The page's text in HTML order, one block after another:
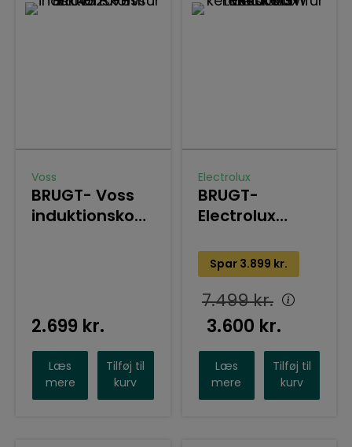
Voss
BRUGT- Voss
induktionskomfur
2.699 kr.
Læs
mere
Tilføj til
kurv
Electrolux
BRUGT-
Electrolux
komfur
LKR60001SW
Spar 3.899 kr.
7.499kr.
3.600 kr.
Læs
mere
Tilføj til
kurv